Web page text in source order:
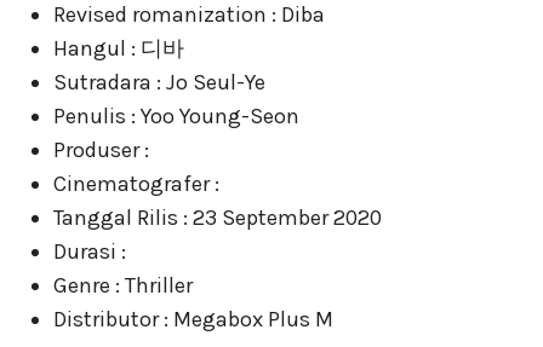
Revised romanization : Diba
Hangul : 디바
Sutradara : Jo Seul-Ye
Penulis : Yoo Young-Seon
Produser :
Cinematografer :
Tanggal Rilis : 23 September 2020
Durasi :
Genre : Thriller
Distributor : Megabox Plus M